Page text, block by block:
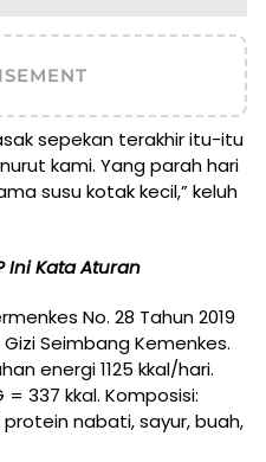
sepekan terakhir itu-itu
kami. Yang parah hari
susu kotak kecil,” keluh
Ini Kata Aturan
No. 28 Tahun 2019
Seimbang Kemenkes.
energi 1125 kkal/hari.
= 337 kkal. Komposisi:
nabati, sayur, buah,